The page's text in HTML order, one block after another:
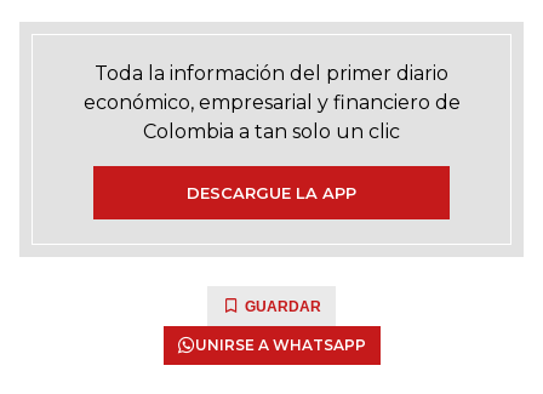
Toda la información del primer diario
económico, empresarial y financiero de
Colombia a tan solo un clic
DESCARGUE LA APP
GUARDAR
UNIRSE A WHATSAPP